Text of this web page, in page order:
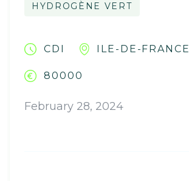
HYDROGÈNE VERT
CDI ILE-DE-FRANCE
80000
February 28, 2024